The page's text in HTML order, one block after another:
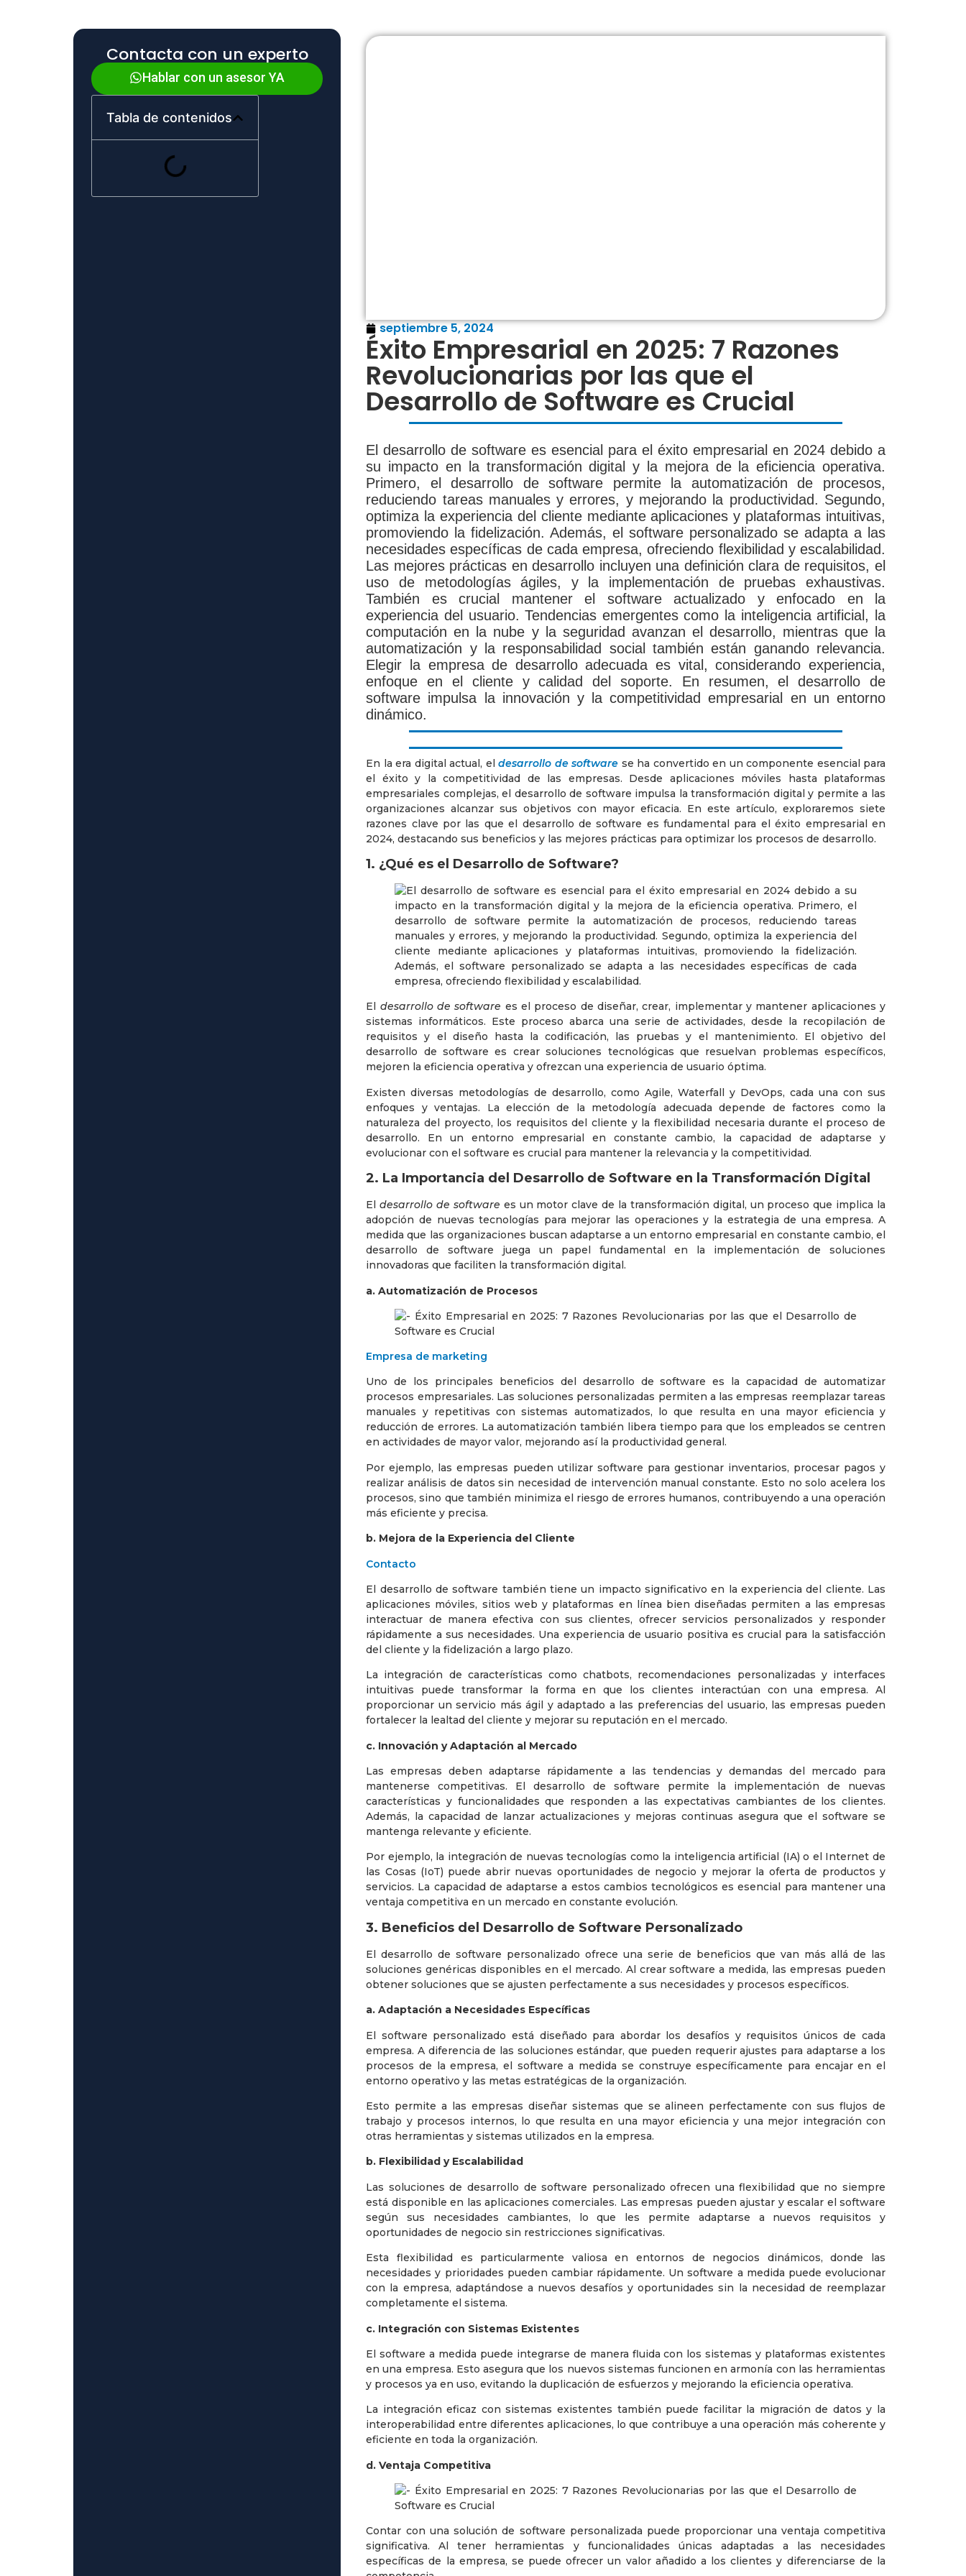
Contacta con un experto
Hablar con un asesor YA
Tabla de contenidos
septiembre 5, 2024
Éxito Empresarial en 2025: 7 Razones
Revolucionarias por las que el
Desarrollo de Software es Crucial
El desarrollo de software es esencial para el éxito empresarial en 2024 debido a
su impacto en la transformación digital y la mejora de la eficiencia operativa.
Primero, el desarrollo de software permite la automatización de procesos,
reduciendo tareas manuales y errores, y mejorando la productividad. Segundo,
optimiza la experiencia del cliente mediante aplicaciones y plataformas intuitivas,
promoviendo la fidelización. Además, el software personalizado se adapta a las
necesidades específicas de cada empresa, ofreciendo flexibilidad y escalabilidad.
Las mejores prácticas en desarrollo incluyen una definición clara de requisitos, el
uso de metodologías ágiles, y la implementación de pruebas exhaustivas.
También es crucial mantener el software actualizado y enfocado en la
experiencia del usuario. Tendencias emergentes como la inteligencia artificial, la
computación en la nube y la seguridad avanzan el desarrollo, mientras que la
automatización y la responsabilidad social también están ganando relevancia.
Elegir la empresa de desarrollo adecuada es vital, considerando experiencia,
enfoque en el cliente y calidad del soporte. En resumen, el desarrollo de
software impulsa la innovación y la competitividad empresarial en un entorno
dinámico.
En la era digital actual, el desarrollo de software se ha convertido en un componente esencial para
el éxito y la competitividad de las empresas. Desde aplicaciones móviles hasta plataformas
empresariales complejas, el desarrollo de software impulsa la transformación digital y permite a las
organizaciones alcanzar sus objetivos con mayor eficacia. En este artículo, exploraremos siete
razones clave por las que el desarrollo de software es fundamental para el éxito empresarial en
2024, destacando sus beneficios y las mejores prácticas para optimizar los procesos de desarrollo.
1. ¿Qué es el Desarrollo de Software?
El desarrollo de software es el proceso de diseñar, crear, implementar y mantener aplicaciones y
sistemas informáticos. Este proceso abarca una serie de actividades, desde la recopilación de
requisitos y el diseño hasta la codificación, las pruebas y el mantenimiento. El objetivo del
desarrollo de software es crear soluciones tecnológicas que resuelvan problemas específicos,
mejoren la eficiencia operativa y ofrezcan una experiencia de usuario óptima.
Existen diversas metodologías de desarrollo, como Agile, Waterfall y DevOps, cada una con sus
enfoques y ventajas. La elección de la metodología adecuada depende de factores como la
naturaleza del proyecto, los requisitos del cliente y la flexibilidad necesaria durante el proceso de
desarrollo. En un entorno empresarial en constante cambio, la capacidad de adaptarse y
evolucionar con el software es crucial para mantener la relevancia y la competitividad.
2. La Importancia del Desarrollo de Software en la Transformación Digital
Eldesarrollo de software es un motor clave de la transformación digital, un proceso que implica la
adopción de nuevas tecnologías para mejorar las operaciones y la estrategia de una empresa. A
medida que las organizaciones buscan adaptarse a un entorno empresarial en constante cambio, el
desarrollo de software juega un papel fundamental en la implementación de soluciones
innovadoras que faciliten la transformación digital.
a. Automatización de Procesos
Empresa de marketing
Uno de los principales beneficios del desarrollo de software es la capacidad de automatizar
procesos empresariales. Las soluciones personalizadas permiten a las empresas reemplazar tareas
manuales y repetitivas con sistemas automatizados, lo que resulta en una mayor eficiencia y
reducción de errores. La automatización también libera tiempo para que los empleados se centren
en actividades de mayor valor, mejorando así la productividad general.
Por ejemplo, las empresas pueden utilizar software para gestionar inventarios, procesar pagos y
realizar análisis de datos sin necesidad de intervención manual constante. Esto no solo acelera los
procesos, sino que también minimiza el riesgo de errores humanos, contribuyendo a una operación
más eficiente y precisa.
b. Mejora de la Experiencia del Cliente
Contacto
El desarrollo de software también tiene un impacto significativo en la experiencia del cliente. Las
aplicaciones móviles, sitios web y plataformas en línea bien diseñadas permiten a las empresas
interactuar de manera efectiva con sus clientes, ofrecer servicios personalizados y responder
rápidamente a sus necesidades. Una experiencia de usuario positiva es crucial para la satisfacción
del cliente y la fidelización a largo plazo.
La integración de características como chatbots, recomendaciones personalizadas y interfaces
intuitivas puede transformar la forma en que los clientes interactúan con una empresa. Al
proporcionar un servicio más ágil y adaptado a las preferencias del usuario, las empresas pueden
fortalecer la lealtad del cliente y mejorar su reputación en el mercado.
c. Innovación y Adaptación al Mercado
Las empresas deben adaptarse rápidamente a las tendencias y demandas del mercado para
mantenerse competitivas. El desarrollo de software permite la implementación de nuevas
características y funcionalidades que responden a las expectativas cambiantes de los clientes.
Además, la capacidad de lanzar actualizaciones y mejoras continuas asegura que el software se
mantenga relevante y eficiente.
Por ejemplo, la integración de nuevas tecnologías como la inteligencia artificial (IA) o el Internet de
las Cosas (IoT) puede abrir nuevas oportunidades de negocio y mejorar la oferta de productos y
servicios. La capacidad de adaptarse a estos cambios tecnológicos es esencial para mantener una
ventaja competitiva en un mercado en constante evolución.
3. Beneficios del Desarrollo de Software Personalizado
El desarrollo de software personalizado ofrece una serie de beneficios que van más allá de las
soluciones genéricas disponibles en el mercado. Al crear software a medida, las empresas pueden
obtener soluciones que se ajusten perfectamente a sus necesidades y procesos específicos.
a. Adaptación a Necesidades Específicas
El software personalizado está diseñado para abordar los desafíos y requisitos únicos de cada
empresa. A diferencia de las soluciones estándar, que pueden requerir ajustes para adaptarse a los
procesos de la empresa, el software a medida se construye específicamente para encajar en el
entorno operativo y las metas estratégicas de la organización.
Esto permite a las empresas diseñar sistemas que se alineen perfectamente con sus flujos de
trabajo y procesos internos, lo que resulta en una mayor eficiencia y una mejor integración con
otras herramientas y sistemas utilizados en la empresa.
b. Flexibilidad y Escalabilidad
Las soluciones de desarrollo de software personalizado ofrecen una flexibilidad que no siempre
está disponible en las aplicaciones comerciales. Las empresas pueden ajustar y escalar el software
según sus necesidades cambiantes, lo que les permite adaptarse a nuevos requisitos y
oportunidades de negocio sin restricciones significativas.
Esta flexibilidad es particularmente valiosa en entornos de negocios dinámicos, donde las
necesidades y prioridades pueden cambiar rápidamente. Un software a medida puede evolucionar
con la empresa, adaptándose a nuevos desafíos y oportunidades sin la necesidad de reemplazar
completamente el sistema.
c. Integración con Sistemas Existentes
El software a medida puede integrarse de manera fluida con los sistemas y plataformas existentes
en una empresa. Esto asegura que los nuevos sistemas funcionen en armonía con las herramientas
y procesos ya en uso, evitando la duplicación de esfuerzos y mejorando la eficiencia operativa.
La integración eficaz con sistemas existentes también puede facilitar la migración de datos y la
interoperabilidad entre diferentes aplicaciones, lo que contribuye a una operación más coherente y
eficiente en toda la organización.
d. Ventaja Competitiva
Contar con una solución de software personalizada puede proporcionar una ventaja competitiva
significativa. Al tener herramientas y funcionalidades únicas adaptadas a las necesidades
específicas de la empresa, se puede ofrecer un valor añadido a los clientes y diferenciarse de la